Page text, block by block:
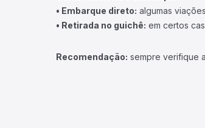
• Embarque direto: algumas
• Retirada no guichê: em certos
Recomendação: sempre verifique